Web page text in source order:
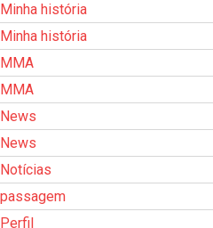
Minha história
Minha história
MMA
MMA
News
News
Notícias
passagem
Perfil